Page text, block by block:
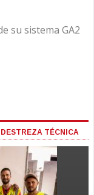
su sistema GA2
TÉCNICA